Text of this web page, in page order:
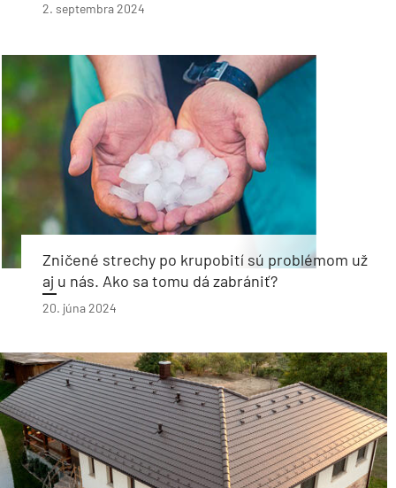
2. septembra 2024
Zničené strechy po krupobití sú problémom už
aj u nás. Ako sa tomu dá zabrániť?
20. júna 2024